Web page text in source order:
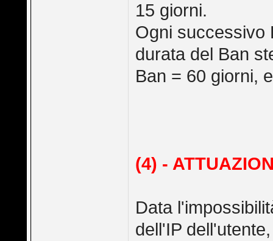
15 giorni.
Ogni successivo
durata del Ban
Ban = 60 giorni,
(4) -
Data
dell'IP